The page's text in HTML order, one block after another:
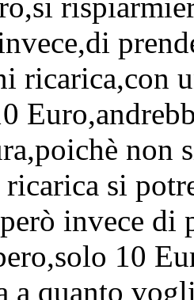
ricarica,con
non
si
invece di
10
a quanto